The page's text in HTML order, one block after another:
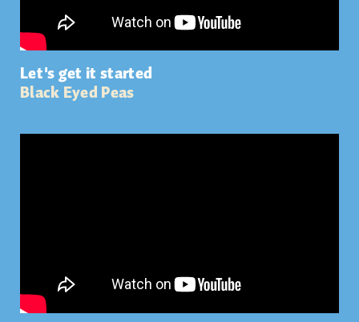
Let's get it started
Black Eyed Peas